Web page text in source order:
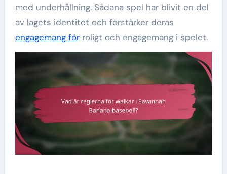
med underhållning. Sådana spel har blivit en del
av lagets identitet och förstärker deras
engagemang förroligt och engagemang i spelet.